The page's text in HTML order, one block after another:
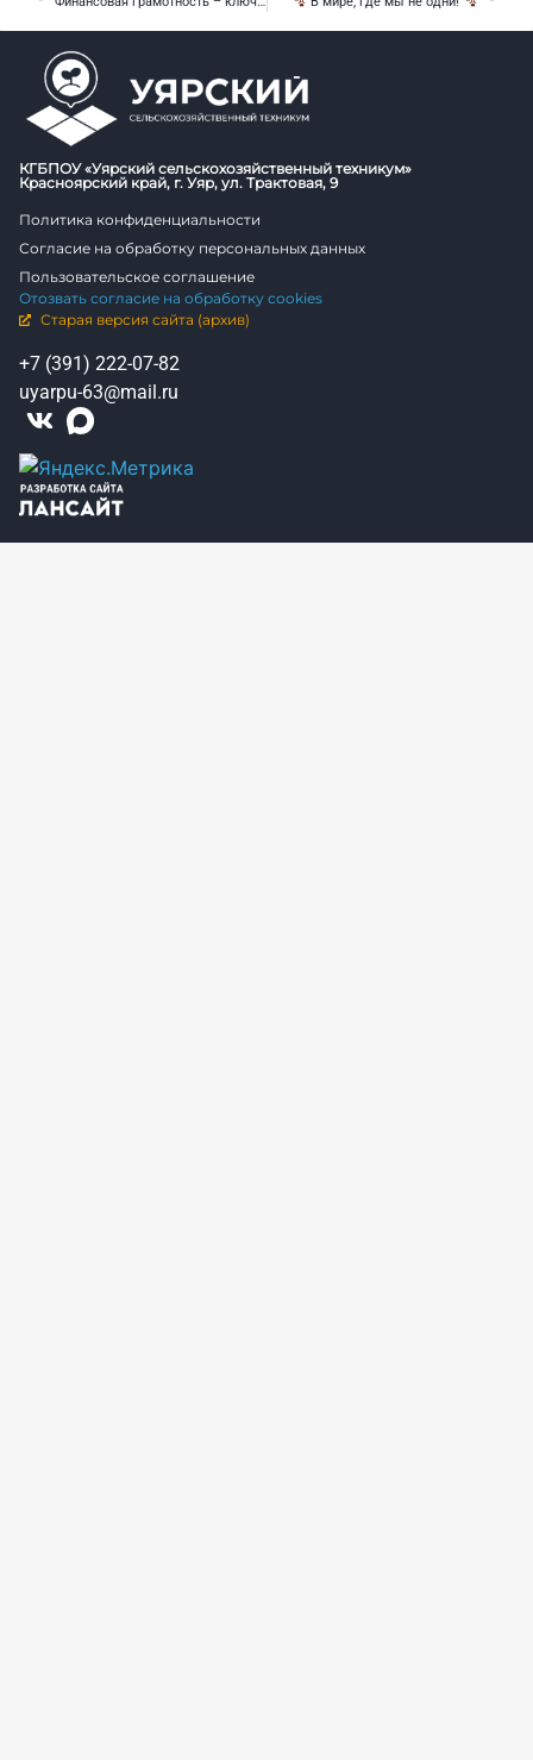
КГБПОУ «Уярский сельскохозяйственный техникум»
Красноярский край, г. Уяр, ул. Трактовая, 9
Политика конфиденциальности
Согласие на обработку персональных данных
Пользовательское соглашение
Отозвать согласие на обработку cookies
Старая версия сайта (архив)
+7 (391) 222-07-82
uyarpu-63@mail.ru